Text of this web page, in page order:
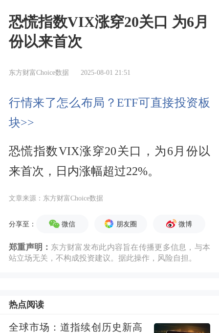
恐慌指数VIX涨穿20关口 为6月
份以来首次
东方财富Choice数据 2025-08-01 21:51
行情来了怎么布局？ETF可直接投资板
块>>
恐慌指数VIX涨穿20关口，为6月份以
来首次，日内涨幅超过22%。
文章来源：东方财富Choice数据
分享至： 微信 朋友圈 微博
郑重声明： 东方财富发布此内容旨在传播更多信息，与本
站立场无关，不构成投资建议。据此操作，风险自担。
热点阅读
全球市场：道指续创历史新高